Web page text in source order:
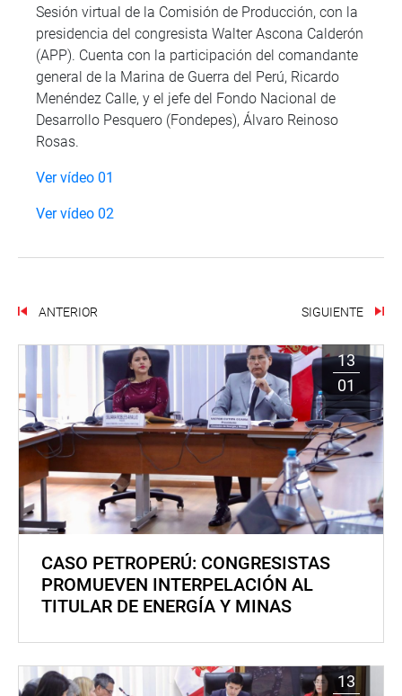
Sesión virtual de la Comisión de Producción, con la
presidencia del congresista Walter Ascona Calderón
(APP). Cuenta con la participación del comandante
general de la Marina de Guerra del Perú, Ricardo
Menéndez Calle, y el jefe del Fondo Nacional de
Desarrollo Pesquero (Fondepes), Álvaro Reinoso
Rosas.
Ver vídeo 01
Ver vídeo 02
ANTERIOR SIGUIENTE
13
01
CASO PETROPERÚ: CONGRESISTAS
PROMUEVEN INTERPELACIÓN AL
TITULAR DE ENERGÍA Y MINAS
13